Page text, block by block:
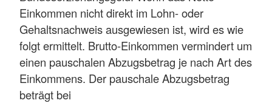
Einkommen nicht direkt im Lohn- oder
Gehaltsnachweis ausgewiesen ist, wird es wie
folgt ermittelt. Brutto-Einkommen vermindert um
einen pauschalen Abzugsbetrag je nach Art des
Einkommens. Der pauschale Abzugsbetrag
beträgt bei